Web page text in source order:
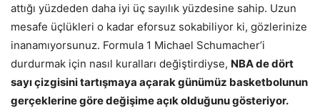
attığı yüzdeden daha iyi üç sayılık yüzdesine sahip. Uzun
mesafe üçlükleri o kadar eforsuz sokabiliyor ki, gözlerinize
inanamıyorsunuz. Formula 1 Michael Schumacher’i
durdurmak için nasıl kuralları değiştirdiyse, NBA de dört
sayı çizgisini tartışmaya açarak günümüz basketbolunun
gerçeklerine göre değişime açık olduğunu gösteriyor.